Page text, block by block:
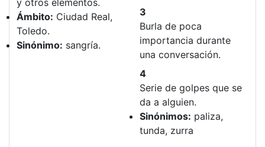
y otros elementos.
Ámbito: Ciudad Real,
Toledo.
Sinónimo: sangría.
3
Burla de poca
importancia durante
una conversación.
4
Serie de golpes que se
da a alguien.
Sinónimos: paliza,
tunda, zurra